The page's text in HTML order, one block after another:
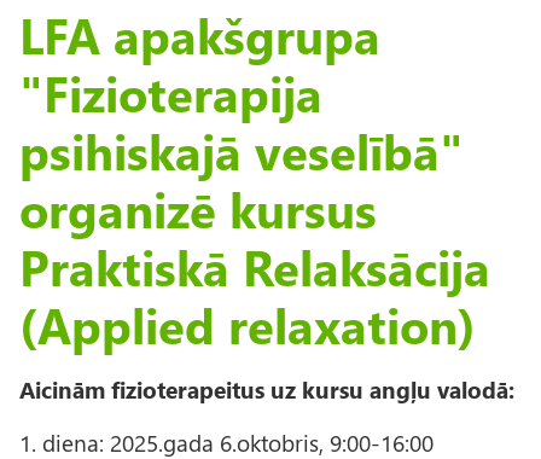
LFA apakšgrupa
"Fizioterapija
psihiskajā veselībā"
organizē kursus
Praktiskā Relaksācija
(Applied relaxation)
Aicinām fizioterapeitus uz kursu angļu valodā:
1. diena: 2025.gada 6.oktobris, 9:00-16:00